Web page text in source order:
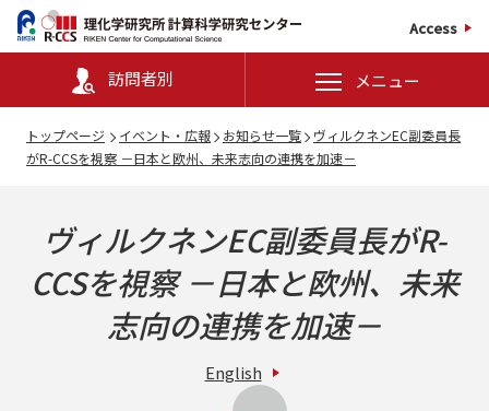
Access
訪問者別 メニュー
トップページ イベント・広報 お知らせ一覧
ヴィルクネンEC副委員長
がR-CCSを視察 －日本と欧州、未来志向の連携を加速－
ヴィルクネンEC副委員長がR-
CCSを視察 －日本と欧州、未来
志向の連携を加速－
English